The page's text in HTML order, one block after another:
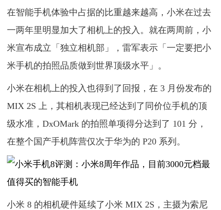
在智能手机体验中占据的比重越来越高，小米在过去
一两年里明显加大了相机上的投入。就在两周前，小
米宣布成立「独立相机部」，雷军表示「一定要把小
米手机的拍照品质做到世界顶级水平」。
小米在相机上的投入也得到了回报，在 3 月份发布的
MIX 2S 上，其相机表现已经达到了同价位手机的顶
级水准，DxOMark 的拍照单项得分达到了 101 分，
在整个国产手机阵营仅次于华为的 P20 系列。
小米 8 的相机硬件延续了小米 MIX 2S，主摄为索尼